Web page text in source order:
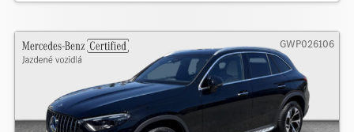
GWP026106